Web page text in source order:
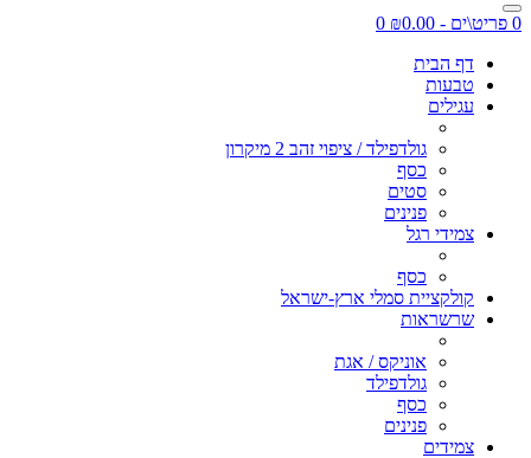
0 פריט\ים - ₪0.00
0
דף הבית
טבעות
עגילים
גולדפילד / ציפוי זהב 2 מיקרון
כסף
סטים
פנינים
צמידי רגל
כסף
קולקציית סמלי ארץ-ישראל
שרשראות
אוניקס / אגת
גולדפילד
כסף
פנינים
צמידים